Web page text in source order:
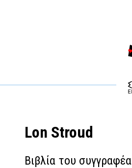
Lon Stroud
Βιβλία του συγγραφέα